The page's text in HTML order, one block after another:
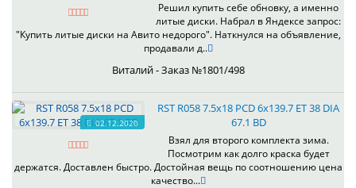
Решил купить себе обновку, а именно
литые диски. Набрал в Яндексе запрос:
"Купить литые диски на Авито недорого". Наткнулся на объявление,
продавали д..
Виталий - Заказ №1801/498
02.12.2020
RST R058 7.5x18 PCD 6x139.7 ET 38 DIA
67.1 BD
Взял для второго комплекта зима.
Посмотрим как долго краска будет
держатся. Доставлен быстро. Достойная вещь по соотношению цена
качество...